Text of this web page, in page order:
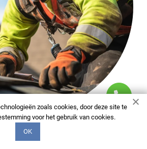
zoals cookies, door deze site te
voor het gebruik van cookies.
OK